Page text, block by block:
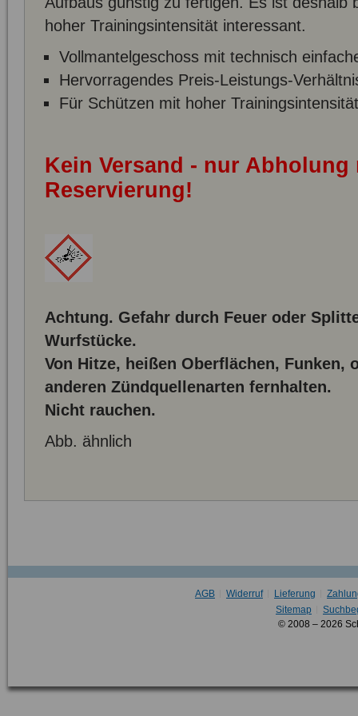
hoher Trainingsintensität interessant.
Vollmantelgeschoss mit technisch
Hervorragendes Preis-Leistungs-
Für Schützen mit hoher
Kein Versand - nur Abholung
Reservierung!
Achtung. Gefahr durch Feuer oder
Wurfstücke.
Von Hitze, heißen Oberflächen, Funken,
anderen Zündquellenarten fernhalten.
Nicht rauchen.
Abb. ähnlich
AGB Widerruf Lieferung
Sitemap
© 2008 – 2026